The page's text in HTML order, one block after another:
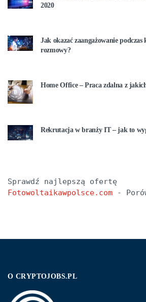
2020
Jak okazać zaangażowanie
rozmowy?
Home Office – Praca zdalna z
Rekrutacja w branży IT – jak to
Fotowoltaikawpolsce.com -
O CRYPTOJOBS.PL